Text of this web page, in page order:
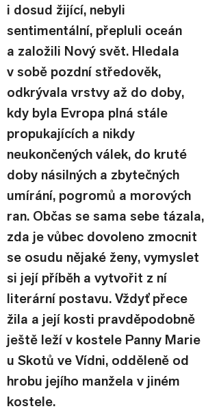
i dosud žijící, nebyli
sentimentální, přepluli oceán
a založili Nový svět. Hledala
v sobě pozdní středověk,
odkrývala vrstvy až do doby,
kdy byla Evropa plná stále
propukajících a nikdy
neukončených válek, do kruté
doby násilných a zbytečných
umírání, pogromů a morových
ran. Občas se sama sebe tázala,
zda je vůbec dovoleno zmocnit
se osudu nějaké ženy, vymyslet
si její příběh a vytvořit z ní
literární postavu. Vždyť přece
žila a její kosti pravděpodobně
ještě leží v kostele Panny Marie
u Skotů ve Vídni, odděleně od
hrobu jejího manžela v jiném
kostele.